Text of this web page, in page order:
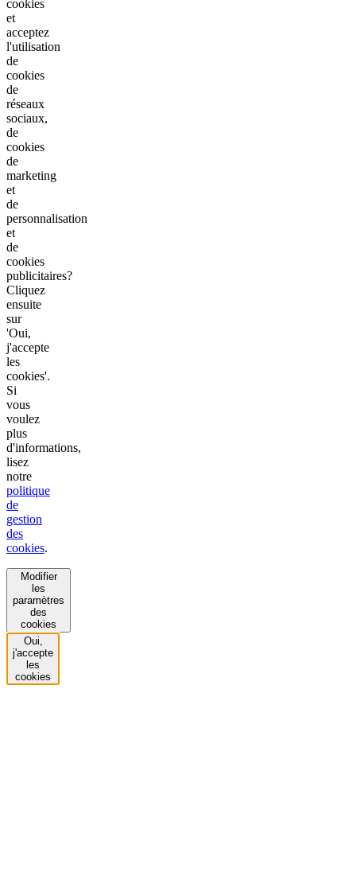
cookies
et
acceptez
l'utilisation
de
cookies
de
réseaux
sociaux,
de
cookies
de
marketing
et
de
personnalisation
et
de
cookies
publicitaires?
Cliquez
ensuite
sur
'Oui,
j'accepte
les
cookies'.
Si
vous
voulez
plus
d'informations,
lisez
notre
politique
de
gestion
des
cookies.
Modifier
les
paramètres
des
cookies
Oui,
j'accepte
les
cookies